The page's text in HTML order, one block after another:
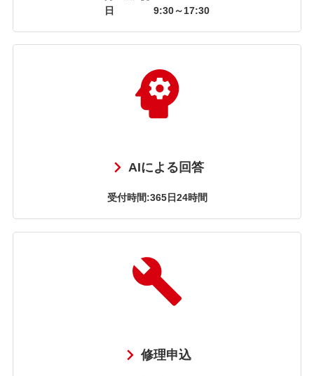
日
9:30～17:30
AIによる回答
受付時間:365日24時間
修理申込